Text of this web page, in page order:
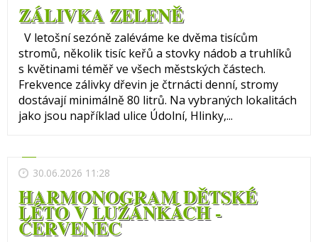
ZÁLIVKA ZELENĚ
V letošní sezóně zaléváme ke dvěma tisícům
stromů, několik tisíc keřů a stovky nádob a truhlíků
s květinami téměř ve všech městských částech.
Frekvence zálivky dřevin je čtrnácti denní, stromy
dostávají minimálně 80 litrů. Na vybraných lokalitách
jako jsou například ulice Údolní, Hlinky,...
30.06.2026 11:28
HARMONOGRAM DĚTSKÉ
LÉTO V LUŽÁNKÁCH -
ČERVENEC